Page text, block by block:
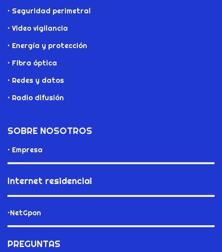
• Seguridad perimetral
• Video vigilancia
• Energía y protección
• Fibra óptica
• Redes y datos
• Radio difusión
SOBRE NOSOTROS
• Empresa
Internet residencial
•NetGpon
PREGUNTAS